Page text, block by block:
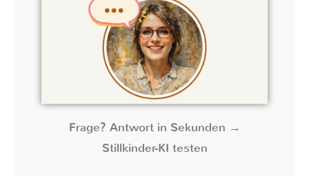
Frage? Antwort in Sekunden →
Stillkinder-KI testen